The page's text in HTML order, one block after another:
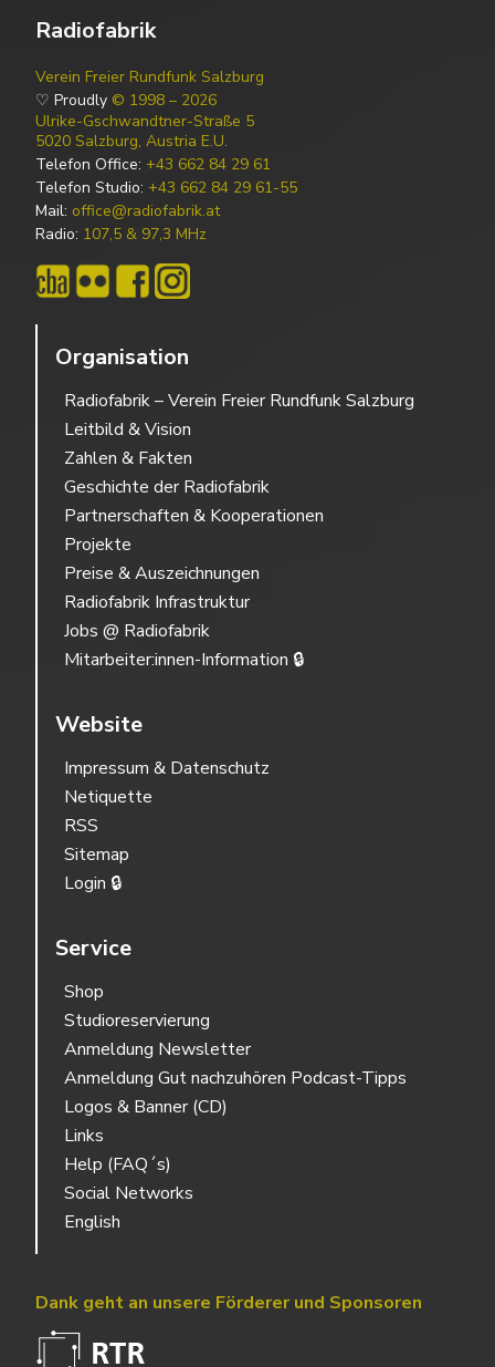
Radiofabrik
Verein Freier Rundfunk Salzburg
♡ Proudly © 1998 – 2026
Ulrike-Gschwandtner-Straße 5
5020 Salzburg, Austria E.U.
Telefon Office: +43 662 84 29 61
Telefon Studio: +43 662 84 29 61-55
Mail: office@radiofabrik.at
Radio: 107,5 & 97,3 MHz
Organisation
Radiofabrik – Verein Freier Rundfunk Salzburg
Leitbild & Vision
Zahlen & Fakten
Geschichte der Radiofabrik
Partnerschaften & Kooperationen
Projekte
Preise & Auszeichnungen
Radiofabrik Infrastruktur
Jobs @ Radiofabrik
Mitarbeiter:innen-Information 🔒
Website
Impressum & Datenschutz
Netiquette
RSS
Sitemap
Login 🔒
Service
Shop
Studioreservierung
Anmeldung Newsletter
Anmeldung Gut nachzuhören Podcast-Tipps
Logos & Banner (CD)
Links
Help (FAQ´s)
Social Networks
English
Dank geht an unsere Förderer und Sponsoren